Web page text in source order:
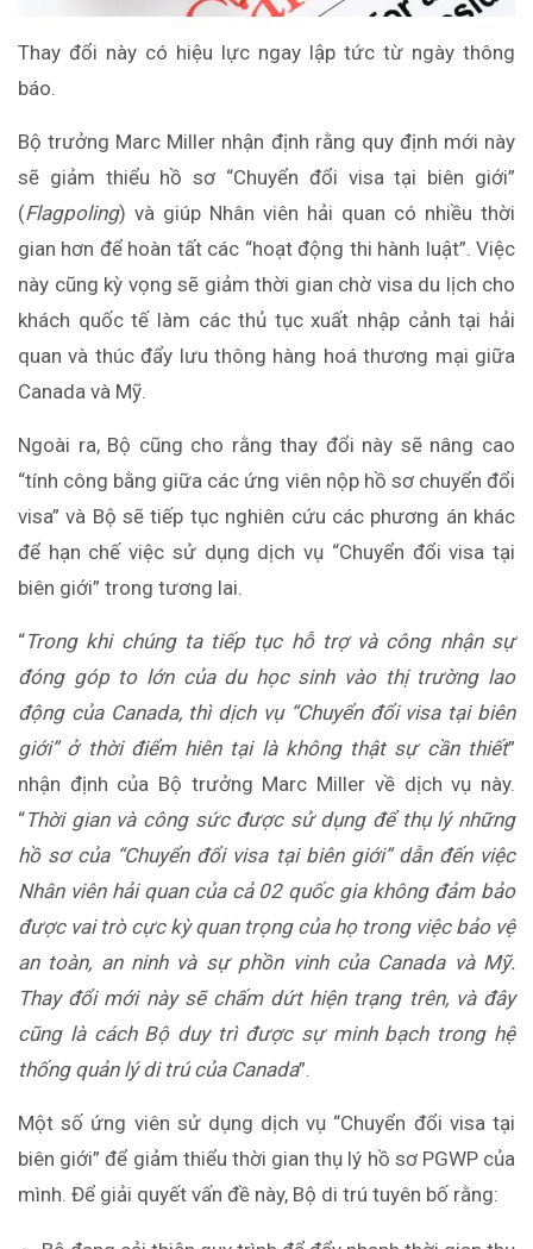
Thay đổi này có hiệu lực ngay lập tức từ ngày thông
báo.
Bộ trưởng Marc Miller nhận định rằng quy định mới này
sẽ giảm thiểu hồ sơ “Chuyển đổi visa tại biên giới”
(Flagpoling) và giúp Nhân viên hải quan có nhiều thời
gian hơn để hoàn tất các “hoạt động thi hành luật”. Việc
này cũng kỳ vọng sẽ giảm thời gian chờ visa du lịch cho
khách quốc tế làm các thủ tục xuất nhập cảnh tại hải
quan và thúc đẩy lưu thông hàng hoá thương mại giữa
Canada và Mỹ.
Ngoài ra, Bộ cũng cho rằng thay đổi này sẽ nâng cao
“tính công bằng giữa các ứng viên nộp hồ sơ chuyển đổi
visa” và Bộ sẽ tiếp tục nghiên cứu các phương án khác
để hạn chế việc sử dụng dịch vụ “Chuyển đổi visa tại
biên giới” trong tương lai.
“Trong khi chúng ta tiếp tục hỗ trợ và công nhận sự
đóng góp to lớn của du học sinh vào thị trường lao
động của Canada, thì dịch vụ “Chuyển đổi visa tại biên
giới” ở thời điểm hiên tại là không thật sự cần thiết”
nhận định của Bộ trưởng Marc Miller về dịch vụ này.
“Thời gian và công sức được sử dụng để thụ lý những
hồ sơ của “Chuyển đổi visa tại biên giới” dẫn đến việc
Nhân viên hải quan của cả 02 quốc gia không đảm bảo
được vai trò cực kỳ quan trọng của họ trong việc bảo vệ
an toàn, an ninh và sự phồn vinh của Canada và Mỹ.
Thay đổi mới này sẽ chấm dứt hiện trạng trên, và đây
cũng là cách Bộ duy trì được sự minh bạch trong hệ
thống quản lý di trú của Canada”.
Một số ứng viên sử dụng dịch vụ “Chuyển đổi visa tại
biên giới” để giảm thiểu thời gian thụ lý hồ sơ PGWP của
mình. Để giải quyết vấn đề này, Bộ di trú tuyên bố rằng: